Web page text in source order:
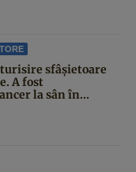
sfâșietoare
A fost
la sân în...